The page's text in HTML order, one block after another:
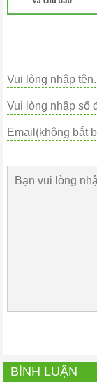
BÌNH LUẬN